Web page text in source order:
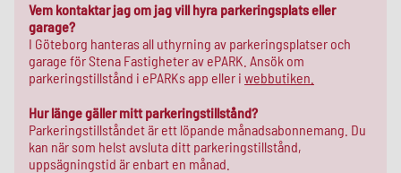
Vem kontaktar jag om jag vill hyra parkeringsplats eller
garage?
I Göteborg hanteras all uthyrning av parkeringsplatser och
garage för Stena Fastigheter av ePARK. Ansök om
parkeringstillstånd i ePARKs app eller i webbutiken.
Hur länge gäller mitt parkeringstillstånd?
Parkeringstillståndet är ett löpande månadsabonnemang. Du
kan när som helst avsluta ditt parkeringstillstånd,
uppsägningstid är enbart en månad.